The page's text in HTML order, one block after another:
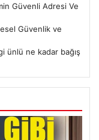
Güvenli Adresi Ve
Güvenlik ve
ünlü ne kadar bağış